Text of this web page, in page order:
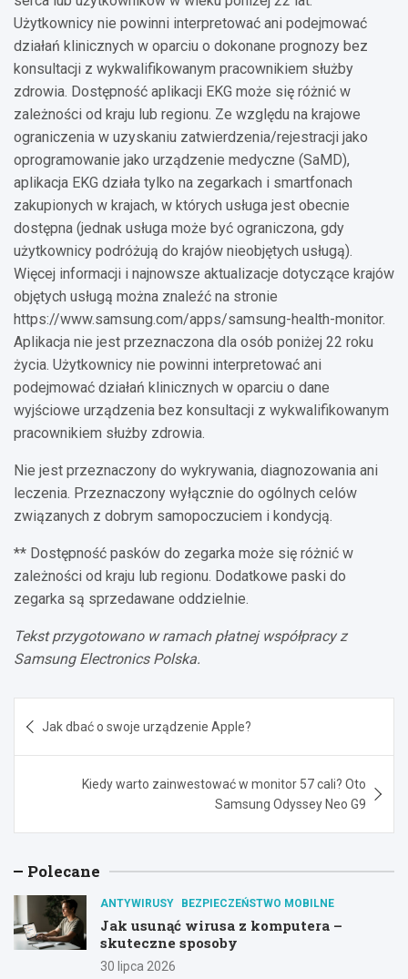
Użytkownicy nie powinni interpretować ani podejmować
działań klinicznych w oparciu o dokonane prognozy bez
konsultacji z wykwalifikowanym pracownikiem służby
zdrowia. Dostępność aplikacji EKG może się różnić w
zależności od kraju lub regionu. Ze względu na krajowe
ograniczenia w uzyskaniu zatwierdzenia/rejestracji jako
oprogramowanie jako urządzenie medyczne (SaMD),
aplikacja EKG działa tylko na zegarkach i smartfonach
zakupionych w krajach, w których usługa jest obecnie
dostępna (jednak usługa może być ograniczona, gdy
użytkownicy podróżują do krajów nieobjętych usługą).
Więcej informacji i najnowsze aktualizacje dotyczące krajów
objętych usługą można znaleźć na stronie
https://www.samsung.com/apps/samsung-health-monitor.
Aplikacja nie jest przeznaczona dla osób poniżej 22 roku
życia. Użytkownicy nie powinni interpretować ani
podejmować działań klinicznych w oparciu o dane
wyjściowe urządzenia bez konsultacji z wykwalifikowanym
pracownikiem służby zdrowia.
Nie jest przeznaczony do wykrywania, diagnozowania ani
leczenia. Przeznaczony wyłącznie do ogólnych celów
związanych z dobrym samopoczuciem i kondycją.
** Dostępność pasków do zegarka może się różnić w
zależności od kraju lub regionu. Dodatkowe paski do
zegarka są sprzedawane oddzielnie.
Tekst przygotowano w ramach płatnej współpracy z
Samsung Electronics Polska.
wpisu
Jak dbać o swoje urządzenie Apple?
Kiedy warto zainwestować w monitor 57 cali? Oto
Samsung Odyssey Neo G9
Polecane
ANTYWIRUSY BEZPIECZEŃSTWO MOBILNE
Jak usunąć wirusa z komputera –
skuteczne sposoby
30 lipca 2026